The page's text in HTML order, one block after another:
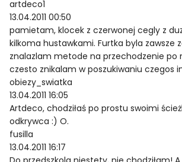
artdeco1
13.04.2011 00:50
pamietam, klocek z czerwonej cegly z
kilkoma hustawkami. Furtka byla zawsze
znalazlam metode na przechodzenie po
czesto znikalam w poszukiwaniu czegos
obiezy_swiatka
13.04.2011 16:05
Artdeco, chodziłaś po prostu swoimi
odkrywca :) O.
fusilla
13.04.2011 16:17